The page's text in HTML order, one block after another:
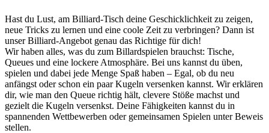
Hast du Lust, am Billiard-Tisch deine Geschicklichkeit zu zeigen,
neue Tricks zu lernen und eine coole Zeit zu verbringen? Dann ist
unser Billiard-Angebot genau das Richtige für dich!
Wir haben alles, was du zum Billardspielen brauchst: Tische,
Queues und eine lockere Atmosphäre. Bei uns kannst du üben,
spielen und dabei jede Menge Spaß haben – Egal, ob du neu
anfängst oder schon ein paar Kugeln versenken kannst. Wir erklären
dir, wie man den Queue richtig hält, clevere Stöße machst und
gezielt die Kugeln versenkst. Deine Fähigkeiten kannst du in
spannenden Wettbewerben oder gemeinsamen Spielen unter Beweis
stellen.